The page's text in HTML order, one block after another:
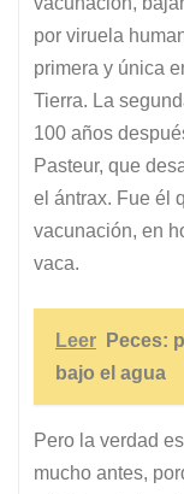
por viruela
primera y única
Tierra. La
100 años
Pasteur, que
el ántrax. Fue él
vacunación, en
vaca.
Leer
Peces:
bajo el agua
Pero la verdad
mucho antes,